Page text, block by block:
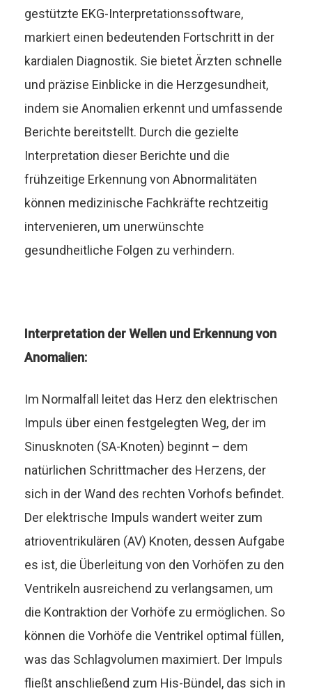
gestützte EKG-Interpretationssoftware,
markiert einen bedeutenden Fortschritt in der
kardialen Diagnostik. Sie bietet Ärzten schnelle
und präzise Einblicke in die Herzgesundheit,
indem sie Anomalien erkennt und umfassende
Berichte bereitstellt. Durch die gezielte
Interpretation dieser Berichte und die
frühzeitige Erkennung von Abnormalitäten
können medizinische Fachkräfte rechtzeitig
intervenieren, um unerwünschte
gesundheitliche Folgen zu verhindern.
Interpretation der Wellen und Erkennung von
Anomalien:
Im Normalfall leitet das Herz den elektrischen
Impuls über einen festgelegten Weg, der im
Sinusknoten (SA-Knoten) beginnt – dem
natürlichen Schrittmacher des Herzens, der
sich in der Wand des rechten Vorhofs befindet.
Der elektrische Impuls wandert weiter zum
atrioventrikulären (AV) Knoten, dessen Aufgabe
es ist, die Überleitung von den Vorhöfen zu den
Ventrikeln ausreichend zu verlangsamen, um
die Kontraktion der Vorhöfe zu ermöglichen. So
können die Vorhöfe die Ventrikel optimal füllen,
was das Schlagvolumen maximiert. Der Impuls
fließt anschließend zum His-Bündel, das sich in